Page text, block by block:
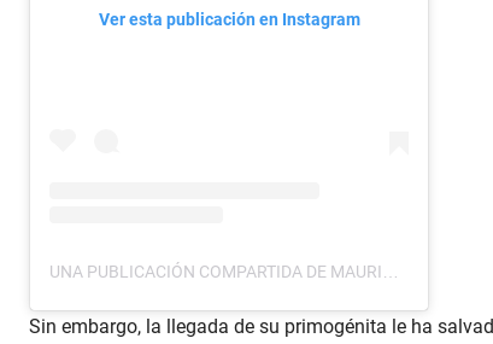
Ver esta publicación en Instagram
UNA PUBLICACIÓN COMPARTIDA DE MAURICIO OCHMANN (@MAUOCHMANN)
Sin embargo, la llegada de su primogénita le ha